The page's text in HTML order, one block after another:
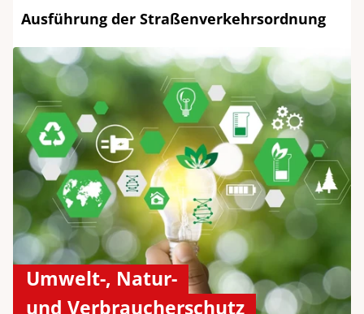
Ausführung der Straßenverkehrsordnung
Umwelt-, Natur-
und Verbraucherschutz